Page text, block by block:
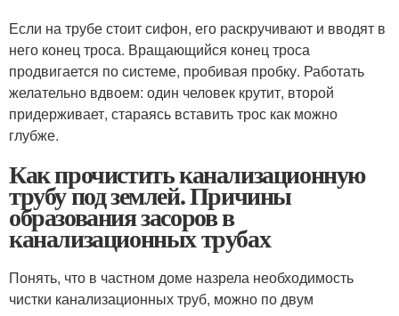
Если на трубе стоит сифон, его раскручивают и вводят в
него конец троса. Вращающийся конец троса
продвигается по системе, пробивая пробку. Работать
желательно вдвоем: один человек крутит, второй
придерживает, стараясь вставить трос как можно
глубже.
Как прочистить канализационную
трубу под землей. Причины
образования засоров в
канализационных трубах
Понять, что в частном доме назрела необходимость
чистки канализационных труб, можно по двум